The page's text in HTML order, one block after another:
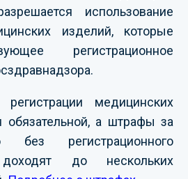
использование
изделий, которые
регистрационное
медицинских
обязательной, а штрафы за
без регистрационного
доходят до нескольких